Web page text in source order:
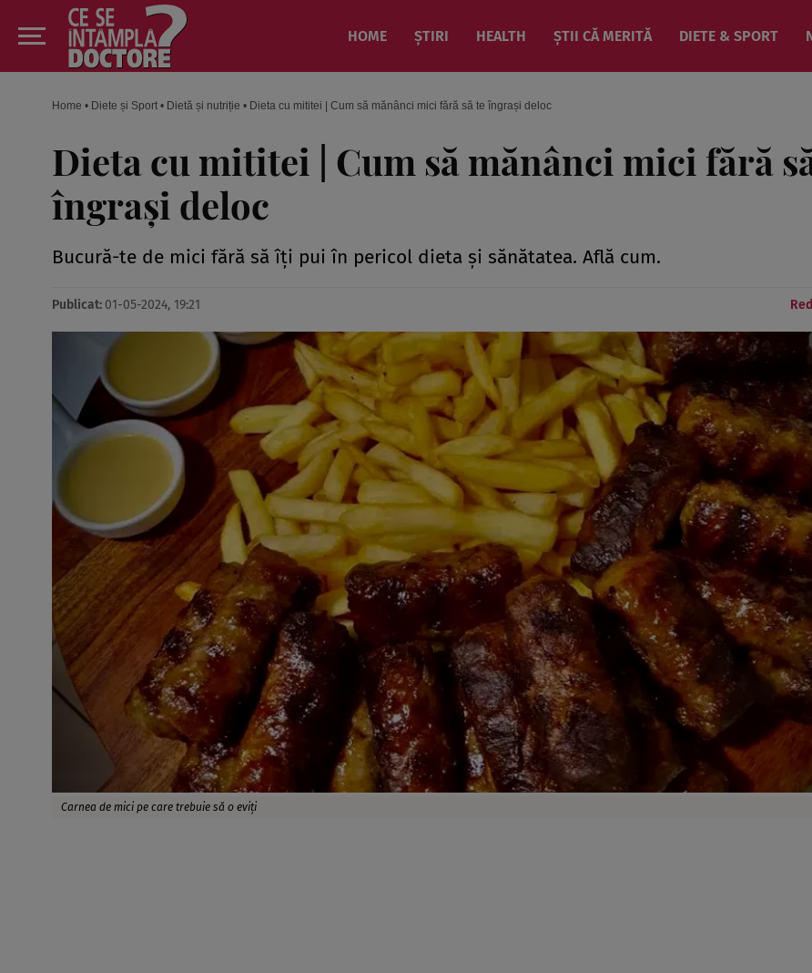
HOME ȘTIRI HEALTH ȘTII CĂ MERITĂ DIETE & SPORT
Home • Diete și Sport • Dietă și nutriție • Dieta cu mititei | Cum să mănânci mici fără să te îngrași deloc
Dieta cu mititei | Cum să mănânci mici fără
îngrași deloc
Bucură-te de mici fără să îți pui în pericol dieta și sănătatea. Află cum.
Publicat: 01-05-2024, 19:21
Carnea de mici pe care trebuie să o eviți